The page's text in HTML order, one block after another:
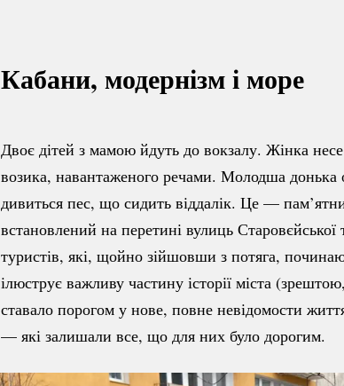
Кабани, модернізм і море
Двоє дітей з мамою йдуть до вокзалу. Жінка
возика, навантаженого речами. Молодша донька
дивиться пес, що сидить віддалік. Це —
встановлений на перетині вулиць Старовєйської
туристів, які, щойно зійшовши з потяга,
ілюструє важливу частину історії міста
ставало порогом у нове, повне невідомости
— які залишали все, що для них було дорогим.